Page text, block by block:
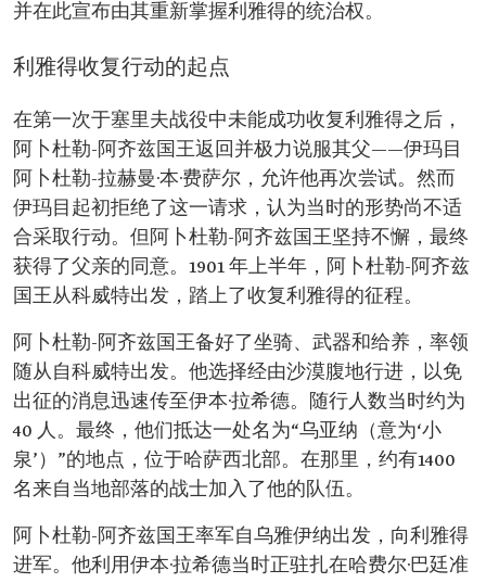
并在此宣布由其重新掌握利雅得的统治权。
利雅得收复行动的起点
在第一次于塞里夫战役中未能成功收复利雅得之后，
阿卜杜勒-阿齐兹国王返回并极力说服其父——伊玛目
阿卜杜勒-拉赫曼·本·费萨尔，允许他再次尝试。然而
伊玛目起初拒绝了这一请求，认为当时的形势尚不适
合采取行动。但阿卜杜勒-阿齐兹国王坚持不懈，最终
获得了父亲的同意。1901 年上半年，阿卜杜勒-阿齐兹
国王从科威特出发，踏上了收复利雅得的征程。
阿卜杜勒-阿齐兹国王备好了坐骑、武器和给养，率领
随从自科威特出发。他选择经由沙漠腹地行进，以免
出征的消息迅速传至伊本·拉希德。随行人数当时约为
40 人。最终，他们抵达一处名为“乌亚纳（意为‘小
泉’）”的地点，位于哈萨西北部。在那里，约有1400
名来自当地部落的战士加入了他的队伍。
阿卜杜勒-阿齐兹国王率军自乌雅伊纳出发，向利雅得
进军。他利用伊本·拉希德当时正驻扎在哈费尔·巴廷准